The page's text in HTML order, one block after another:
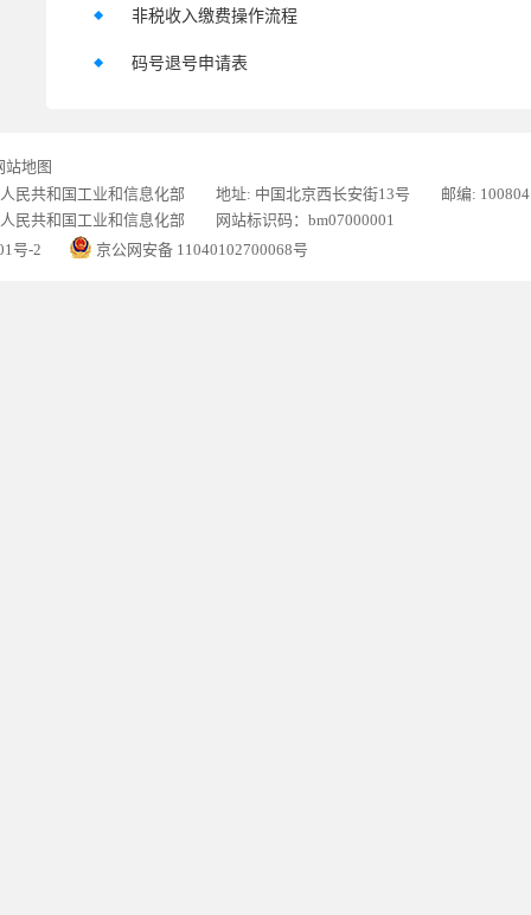
非税收入缴费操作流程
码号退号申请表
站地图
人民共和国工业和信息化部 地址: 中国北京西长安街13号 邮编: 100804
民共和国工业和信息化部 网站标识码：bm07000001
号-2
京公网安备 11040102700068号